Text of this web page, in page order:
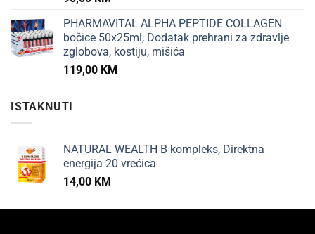
PHARMAVITAL ALPHA PEPTIDE COLLAGEN
bočice 50x25ml, Dodatak prehrani za zdravlje
zglobova, kostiju, mišića
119,00 KM
ISTAKNUTI
NATURAL WEALTH B kompleks, Direktna
energija 20 vrećica
14,00 KM